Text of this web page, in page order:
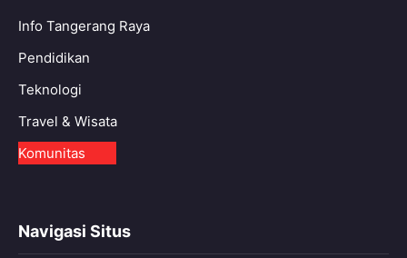
Info Tangerang Raya
Pendidikan
Teknologi
Travel & Wisata
Komunitas
Navigasi Situs